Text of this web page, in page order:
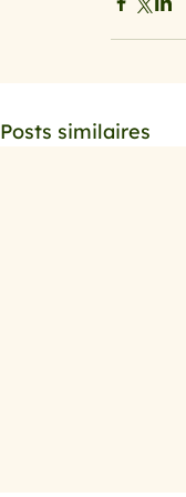
Posts similaires